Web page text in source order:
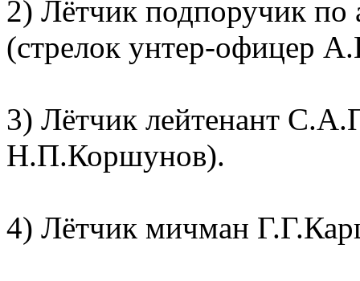
2) Лётчик подпоручик по
(стрелок унтер-офицер
3) Лётчик лейтенант
Н.П.Коршунов).
4) Лётчик мичман